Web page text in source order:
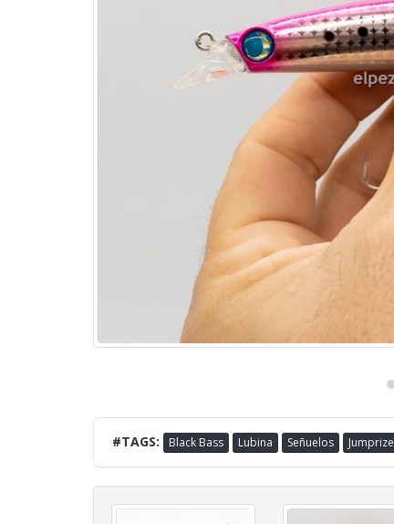
#TAGS: Black Bass Lubina Señuelos Jumprize